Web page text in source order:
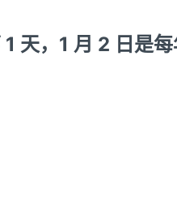
天，1 月 2 日是